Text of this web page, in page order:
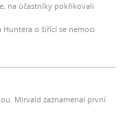
na účastníky pokřikovali
o šířící se nemoci
Mirvald zaznamenal první